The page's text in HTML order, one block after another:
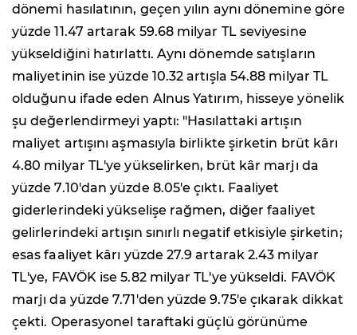
dönemi hasılatının, geçen yılın aynı dönemine göre
yüzde 11.47 artarak 59.68 milyar TL seviyesine
yükseldiğini hatırlattı. Aynı dönemde satışların
maliyetinin ise yüzde 10.32 artışla 54.88 milyar TL
olduğunu ifade eden Alnus Yatırım, hisseye yönelik
şu değerlendirmeyi yaptı: "Hasılattaki artışın
maliyet artışını aşmasıyla birlikte şirketin brüt kârı
4.80 milyar TL'ye yükselirken, brüt kâr marjı da
yüzde 7.10'dan yüzde 8.05'e çıktı. Faaliyet
giderlerindeki yükselişe rağmen, diğer faaliyet
gelirlerindeki artışın sınırlı negatif etkisiyle şirketin;
esas faaliyet kârı yüzde 27.9 artarak 2.43 milyar
TL'ye, FAVÖK ise 5.82 milyar TL'ye yükseldi. FAVÖK
marjı da yüzde 7.71'den yüzde 9.75'e çıkarak dikkat
çekti. Operasyonel taraftaki güçlü görünüme